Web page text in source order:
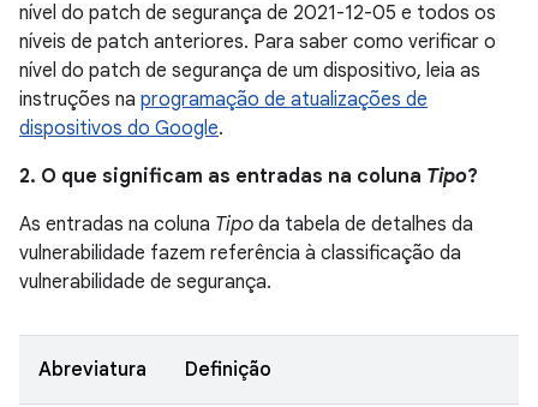
nível do patch de segurança de 2021-12-05 e todos os
níveis de patch anteriores. Para saber como verificar o
nível do patch de segurança de um dispositivo, leia as
instruções na programação de atualizações de
dispositivos do Google.
2. O que significam as entradas na coluna Tipo?
As entradas na coluna Tipo da tabela de detalhes da
vulnerabilidade fazem referência à classificação da
vulnerabilidade de segurança.
Abreviatura Definição